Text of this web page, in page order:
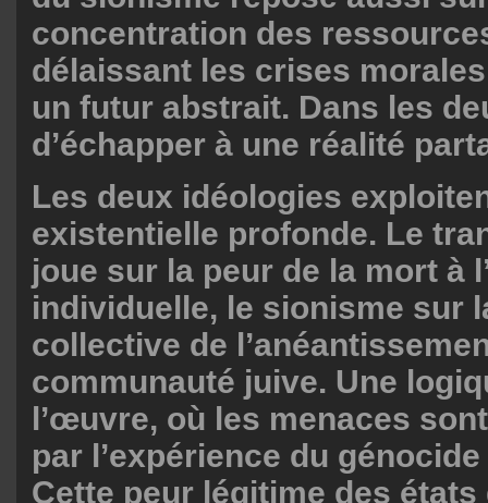
concentration des
délaissant les crises
un futur abstrait. Dans les
d’échapper à une réalité
Les deux idéologies
existentielle profonde. Le
joue sur la peur de la mort à
individuelle, le sionisme sur
collective de
communauté juive. Une
l’œuvre, où les menaces
par l’expérience du
Cette peur légitime des états